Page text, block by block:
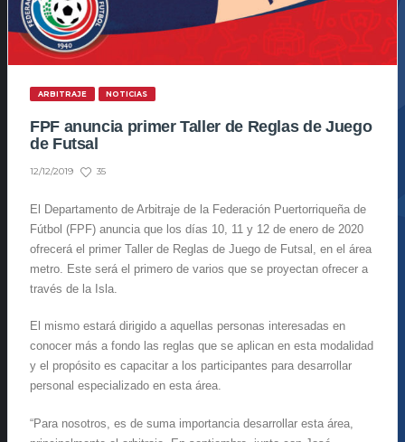
ARBITRAJE NOTICIAS
FPF anuncia primer Taller de Reglas de Juego
de Futsal
12/12/2019 35
El Departamento de Arbitraje de la Federación Puertorriqueña de
Fútbol (FPF) anuncia que los días 10, 11 y 12 de enero de 2020
ofrecerá el primer Taller de Reglas de Juego de Futsal, en el área
metro. Este será el primero de varios que se proyectan ofrecer a
través de la Isla.
El mismo estará dirigido a aquellas personas interesadas en
conocer más a fondo las reglas que se aplican en esta modalidad
y el propósito es capacitar a los participantes para desarrollar
personal especializado en esta área.
“Para nosotros, es de suma importancia desarrollar esta área,